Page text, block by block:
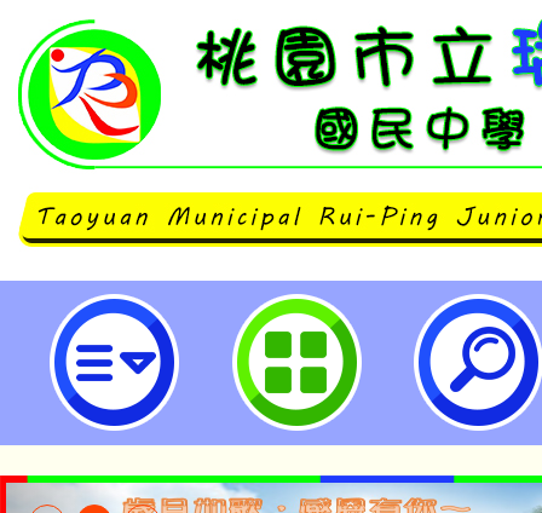
台灣家長教育聯盟「114~115年十
要(總綱)國民中小學階段家長宣導
畫」-桃園市立瑞坪國民中學